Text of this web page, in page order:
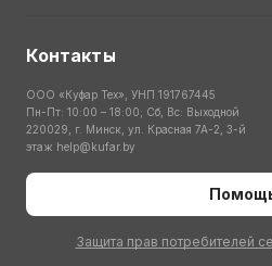
Контакты
ООО «Куфар Тех», УНП 191767445
Пн-Пт: 10:00 – 18:00; Сб, Вс: Выходной
220029, г. Минск, ул. Красная 7А-2, 3-й
этаж help@kufar.by
Защита прав потребителей